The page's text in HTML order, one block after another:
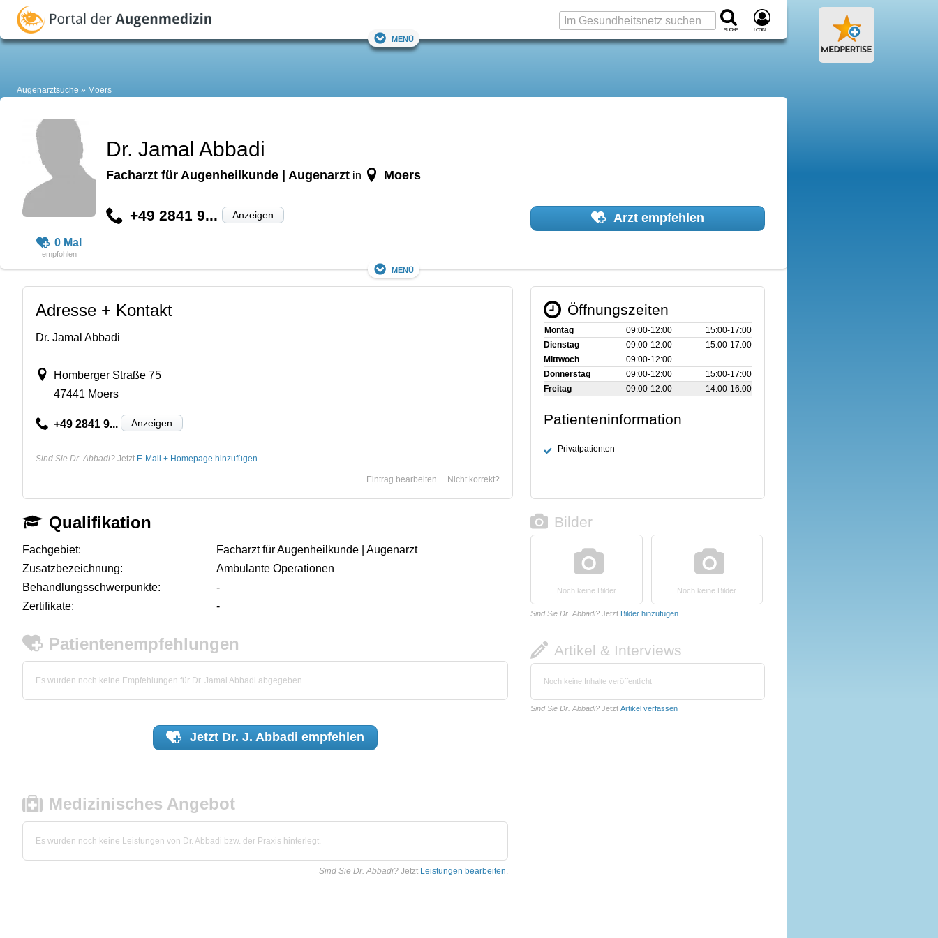
Suche Login
Menü
Augenarztsuche Moers
0 Mal
Dr. Jamal Abbadi
Facharzt für Augenheilkunde | Augenarzt in Moers
+49 2841 9... Anzeigen Arzt empfehlen
Menü
Adresse + Kontakt
Dr. Jamal Abbadi
Homberger Straße 75
47441 Moers
+49 2841 9... Anzeigen
Sind Sie Dr. Abbadi? Jetzt E-Mail + Homepage hinzufügen
Nicht korrekt?
Eintrag bearbeiten
Öffnungszeiten
Montag 09:00‑12:00
15:00‑17:00
Dienstag
09:00‑12:00
15:00‑17:00
Mittwoch
09:00‑12:00
Donnerstag
09:00‑12:00
15:00‑17:00
Freitag
09:00‑12:00 14:00‑16:00
Patienteninformation
Privatpatienten
Qualifikation
Fachgebiet:
Facharzt für Augenheilkunde | Augenarzt
Zusatzbezeichnung:
Ambulante Operationen
Behandlungsschwerpunkte:
-
Zertifikate:
-
Patientenempfehlungen
Es wurden noch keine Empfehlungen für Dr. Jamal Abbadi abgegeben.
Jetzt Dr. J. Abbadi empfehlen
Medizinisches Angebot
Es wurden noch keine Leistungen von Dr. Abbadi bzw. der Praxis hinterlegt.
Sind Sie Dr. Abbadi? Jetzt Leistungen bearbeiten.
Bilder
Noch keine Bilder Noch keine Bilder
Sind Sie Dr. Abbadi? Jetzt Bilder hinzufügen
Artikel & Interviews
Noch keine Inhalte veröffentlicht
Sind Sie Dr. Abbadi? Jetzt Artikel verfassen